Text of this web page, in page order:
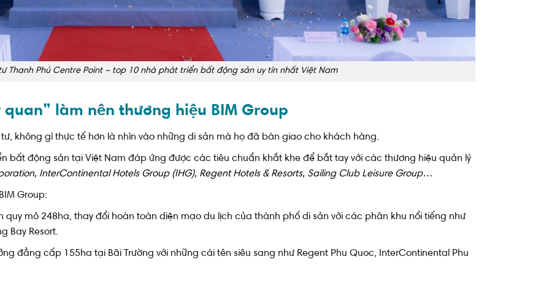
Thanh Phú Centre Point – top 10 nhà phát triển bất động sản uy tín nhất Việt Nam
làm nên thương hiệu BIM Group
không gì thực tế hơn là nhìn vào những di sản mà họ đã bàn giao cho khách hàng.
bất động sản tại Việt Nam đáp ứng được các tiêu chuẩn khắt khe để bắt tay với các thương hiệu quản lý
InterContinental Hotels Group (IHG), Regent Hotels & Resorts, Sailing Club Leisure Group…
Group:
quy mô 248ha, thay đổi hoàn toàn diện mạo du lịch của thành phố di sản với các phân khu nổi tiếng như
Bay Resort.
đẳng cấp 155ha tại Bãi Trường với những cái tên siêu sang như Regent Phu Quoc, InterContinental Phu